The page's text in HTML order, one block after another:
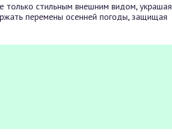
только стильным внешним видом, украшая
перемены осенней погоды, защищая